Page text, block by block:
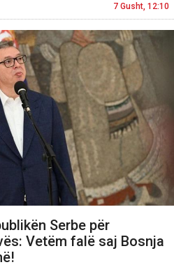
7 Gusht, 12:10
Serbe për
Vetëm falë saj Bosnja